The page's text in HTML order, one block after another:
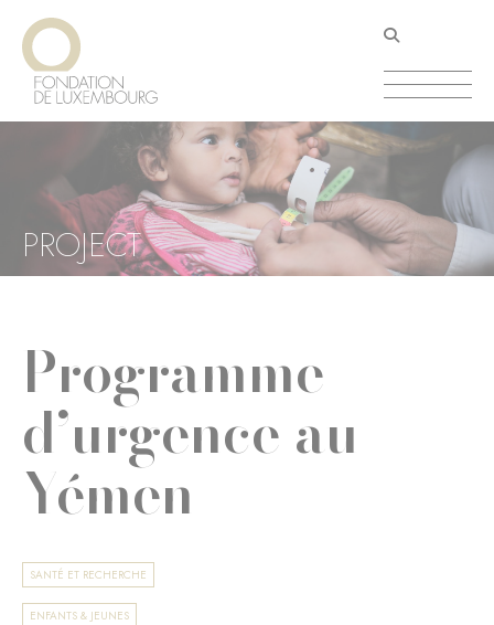
Aller
contenu
principal
PROJECT
Programme
d’urgence au
Yémen
SANTÉ ET RECHERCHE
ENFANTS & JEUNES
Panneau de gestion des cookies